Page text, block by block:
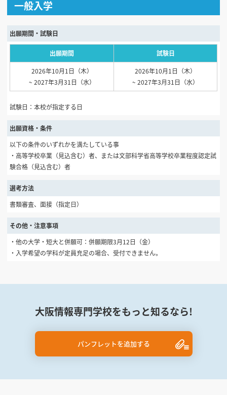
一般入学
出願期間・試験日
出願期間 試験日
2026年10月1日（木）
~ 2027年3月31日（水）
2026年10月1日（木）
~ 2027年3月31日（水）
試験日：本校が指定する日
出願資格・条件
以下の条件のいずれかを満たしている事
・高等学校卒業（見込含む）者、または文部科学省高等学校卒業程度認定試
験合格（見込含む）者
選考方法
書類審査、面接（指定日）
その他・注意事項
・他の大学・短大と併願可：併願期限3月12日（金）
・入学希望の学科が定員充足の場合、受付できません。
大阪情報専門学校をもっと知るなら!
パンフレットを追加する